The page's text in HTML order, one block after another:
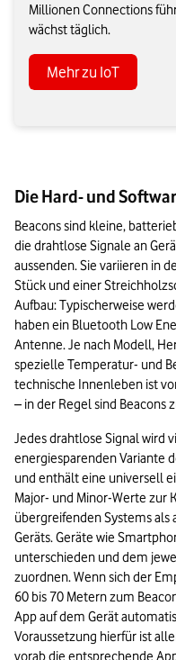
Millionen Connections
wächst täglich.
Mehr zu IoT
Die Hard- und
Beacons sind kleine,
die drahtlose Signale an
aussenden. Sie variieren in
Stück und einer
Aufbau: Typischerweise
haben ein Bluetooth Low
Antenne. Je nach Modell,
spezielle Temperatur- und
technische Innenleben ist
– in der Regel sind Beacons
Jedes drahtlose Signal wird
energiesparenden Variante
und enthält eine universell
Major- und Minor-Werte zur
übergreifenden Systems als
Geräts. Geräte wie
unterschieden und dem
zuordnen. Wenn sich der
60 bis 70 Metern zum
App auf dem Gerät
Voraussetzung hierfür ist
vorab die entsprechende